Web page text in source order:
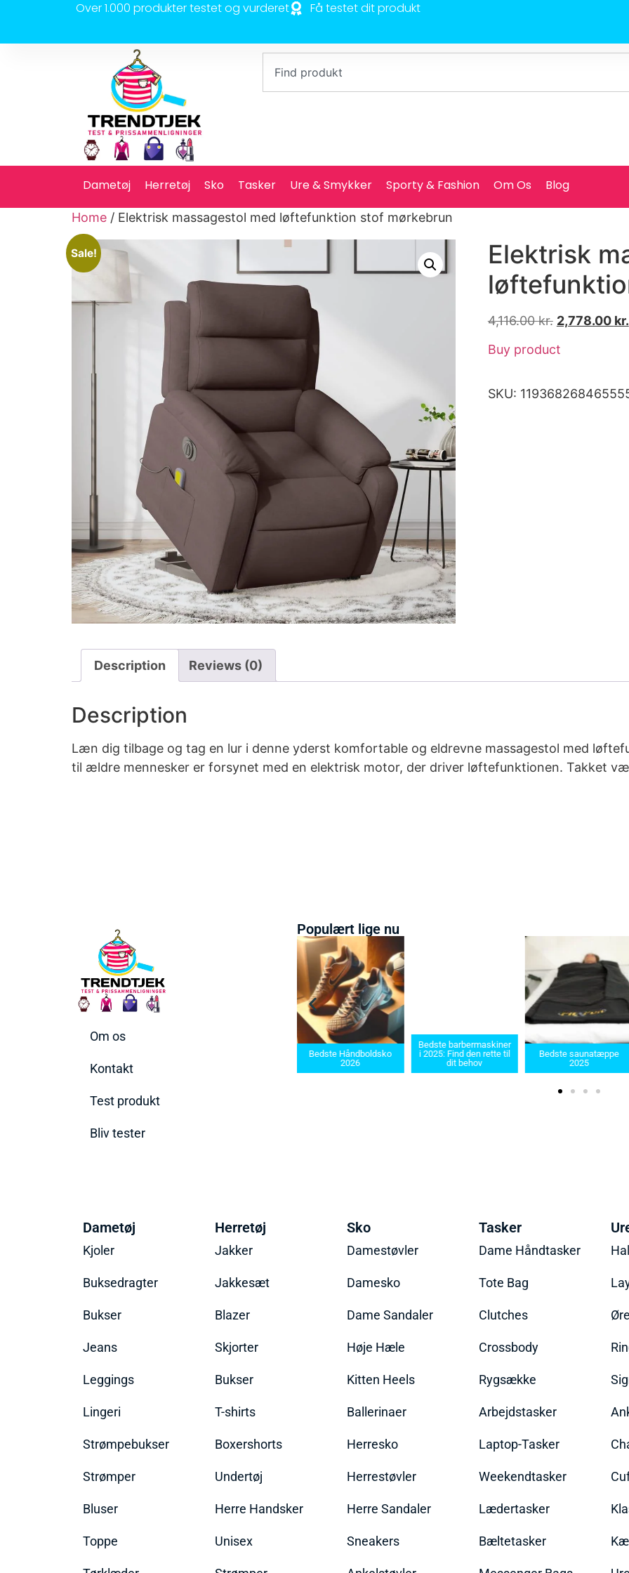
Over 1.000 produkter testet og vurderet Få testet dit produkt
Dametøj Herretøj Sko Tasker Ure & Smykker Sporty & Fashion Om Os Blog
Home / Elektrisk massagestol med løftefunktion stof mørkebrun
Sale!
Elektrisk
4,116.00kr. 2,778.00 kr.
Buy product
SKU:
Description Reviews (0)
Description
Læn dig tilbage og tag en lur i denne yderst komfortable og eldrevne massagestol med
til ældre mennesker er forsynet med en elektrisk motor, der driver løftefunktionen. Takket
Om os
Kontakt
Test produkt
Bliv tester
Populært lige nu
2025
Bedste Håndboldsko
2026
Bedste barbermaskiner
i 2025: Find den rette til
dit behov
Bedste saunatæppe
2025
Dametøj
Kjoler
Buksedragter
Bukser
Jeans
Leggings
Lingeri
Strømpebukser
Strømper
Bluser
Toppe
Herretøj
Jakker
Jakkesæt
Blazer
Skjorter
Bukser
T-shirts
Boxershorts
Undertøj
Herre Handsker
Unisex
Sko
Damestøvler
Damesko
Dame Sandaler
Høje Hæle
Kitten Heels
Ballerinaer
Herresko
Herrestøvler
Herre Sandaler
Sneakers
Tasker
Dame Håndtasker
Tote Bag
Clutches
Crossbody
Rygsække
Arbejdstasker
Laptop-Tasker
Weekendtasker
Lædertasker
Bæltetasker